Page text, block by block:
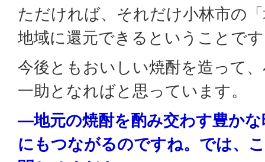
ただければ、それだけ小林市の
地域に還元できるということで
今後ともおいしい焼酎を造って
一助となればと思っています。
―地元の焼酎を酌み交わす豊か
にもつながるのですね。では、